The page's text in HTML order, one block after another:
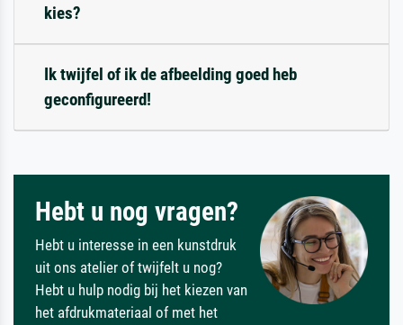
kies?
Ik twijfel of ik de afbeelding goed heb
geconfigureerd!
Hebt u nog vragen?
Hebt u interesse in een kunstdruk
uit ons atelier of twijfelt u nog?
Hebt u hulp nodig bij het kiezen van
het afdrukmateriaal of met het